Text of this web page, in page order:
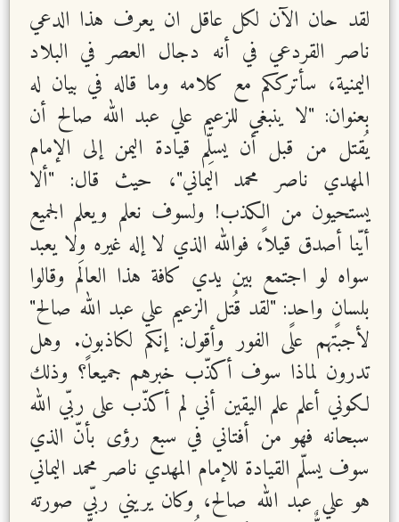
لقد حان الآن لكل عاقل ان يعرف هذا الدعي
ناصر القردعي في أنه دجال العصر في البلاد
اليمنية، سأترككم مع كلامه وما قاله في بيان له
بعنوان: "لا ينبغي للزعيم علي عبد الله صالح أن
يُقتل من قبل أن يسلِّم قيادة اليمن إلى الإمام
المهدي ناصر محمد اليماني"، حيث قال: "ألا
يستحيون من الكذب! ولسوف نعلم ويعلم الجميع
أيّنا أصدق قيلاً، فوالله الذي لا إله غيره ولا يعبد
سواه لو اجتمع بين يدي كافة هذا العالَم وقالوا
بلسانٍ واحدٍ: "لقد قُتل الزعيم علي عبد الله صالح"
لأجبتهم على الفور وأقول: إنكم لكاذبون. وهل
تدرون لماذا سوف أكذّب خبرهم جميعاً؟ وذلك
لكوني أعلم علم اليقين أني لم أكذّب على ربّي الله
سبحانه فهو من أفتاني في سبع رؤى بأنّ الذي
سوف يسلّم القيادة للإمام المهدي ناصر محمد اليماني
هو علي عبد الله صالح، وكان يريني ربّي صورته